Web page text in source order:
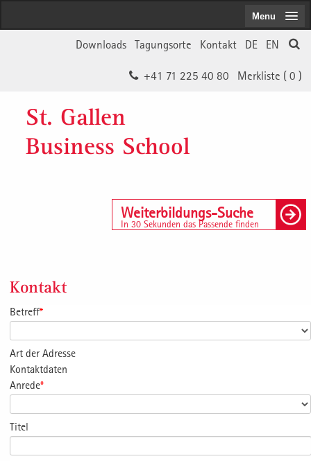
EN
DE
Kontakt
Tagungsorte
Downloads
Merkliste ( 0 )
+41 71 225 40 80
St. Gallen
Business School
Weiterbildungs-Suche
In 30 Sekunden das Passende finden
Menu
Kontakt
Betreff*
Art der Adresse
Kontaktdaten
Anrede*
Titel